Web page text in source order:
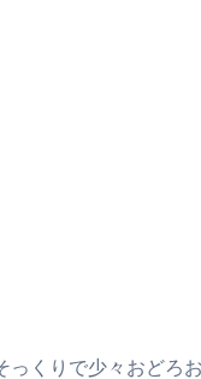
っくりで少々おどろ